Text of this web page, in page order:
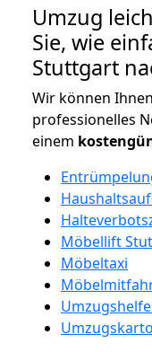
Umzug
Sie, wie
Stuttgart
Wir können
professionelles
einem
Möbellift
Möbeltaxi